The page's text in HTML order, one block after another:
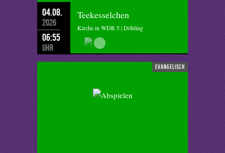
04.08.
2026
06:55
Uhr
Teekesselchen
Kirche in WDR 5 | Döhling
evangelisch